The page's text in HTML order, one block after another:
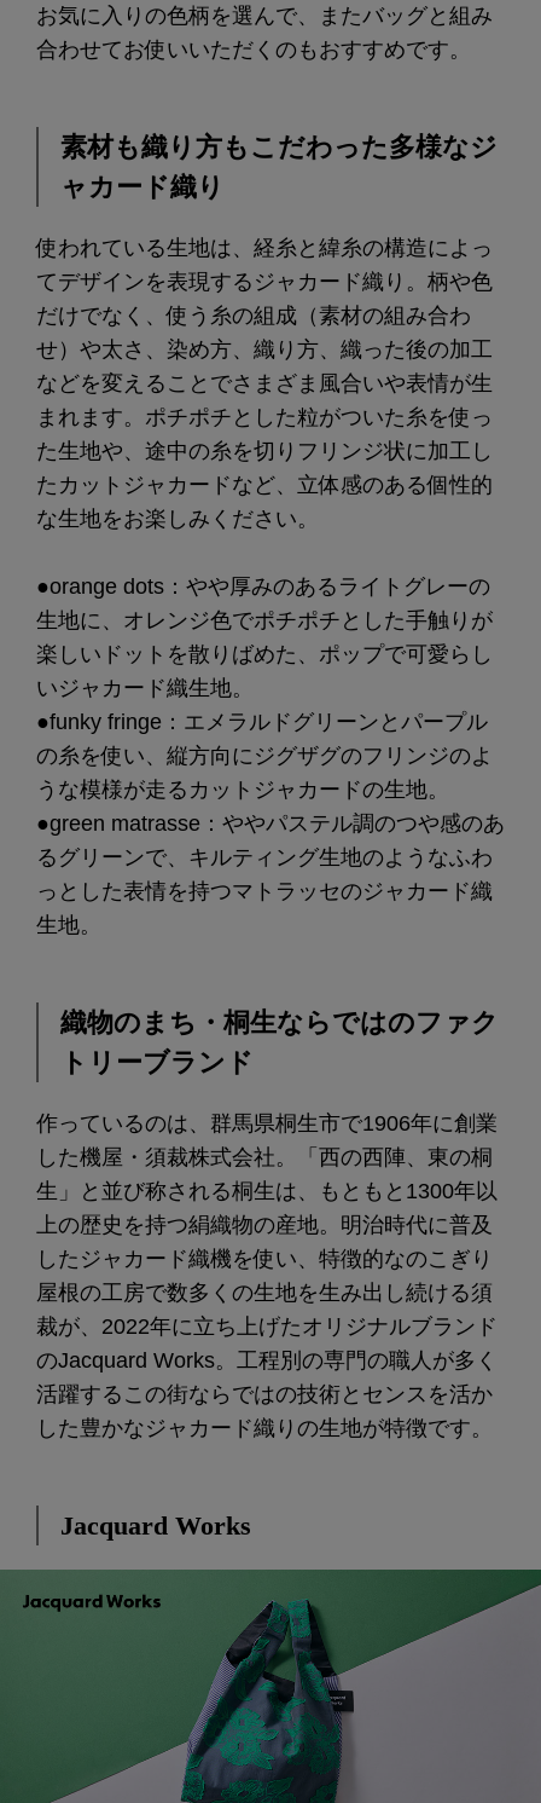
お気に入りの色柄を選んで、またバッグと組み
合わせてお使いいただくのもおすすめです。
素材も織り方もこだわった多様なジ
ャカード織り
使われている生地は、経糸と緯糸の構造によっ
てデザインを表現するジャカード織り。柄や色
だけでなく、使う糸の組成（素材の組み合わ
せ）や太さ、染め方、織り方、織った後の加工
などを変えることでさまざま風合いや表情が生
まれます。ポチポチとした粒がついた糸を使っ
た生地や、途中の糸を切りフリンジ状に加工し
たカットジャカードなど、立体感のある個性的
な生地をお楽しみください。
●orange dots：やや厚みのあるライトグレーの
生地に、オレンジ色でポチポチとした手触りが
楽しいドットを散りばめた、ポップで可愛らし
いジャカード織生地。
●funky fringe：エメラルドグリーンとパープル
の糸を使い、縦方向にジグザグのフリンジのよ
うな模様が走るカットジャカードの生地。
●green matrasse：ややパステル調のつや感のあ
るグリーンで、キルティング生地のようなふわ
っとした表情を持つマトラッセのジャカード織
生地。
織物のまち・桐生ならではのファク
トリーブランド
作っているのは、群馬県桐生市で1906年に創業
した機屋・須裁株式会社。「西の西陣、東の桐
生」と並び称される桐生は、もともと1300年以
上の歴史を持つ絹織物の産地。明治時代に普及
したジャカード織機を使い、特徴的なのこぎり
屋根の工房で数多くの生地を生み出し続ける須
裁が、2022年に立ち上げたオリジナルブランド
のJacquard Works。工程別の専門の職人が多く
活躍するこの街ならではの技術とセンスを活か
した豊かなジャカード織りの生地が特徴です。
Jacquard Works